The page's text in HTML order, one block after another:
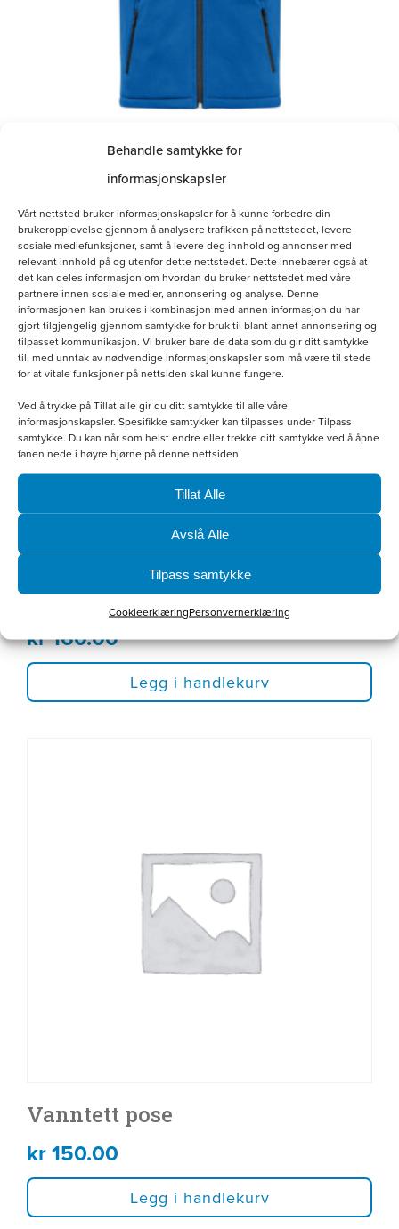
Behandle samtykke for
informasjonskapsler
Vårt nettsted bruker informasjonskapsler for å kunne forbedre din
brukeropplevelse gjennom å analysere trafikken på nettstedet, levere
sosiale mediefunksjoner, samt å levere deg innhold og annonser med
relevant innhold på og utenfor dette nettstedet. Dette innebærer også at
det kan deles informasjon om hvordan du bruker nettstedet med våre
partnere innen sosiale medier, annonsering og analyse. Denne
informasjonen kan brukes i kombinasjon med annen informasjon du har
gjort tilgjengelig gjennom samtykke for bruk til blant annet annonsering og
tilpasset kommunikasjon. Vi bruker bare de data som du gir ditt samtykke
til, med unntak av nødvendige informasjonskapsler som må være til stede
for at vitale funksjoner på nettsiden skal kunne fungere.
Ved å trykke på Tillat alle gir du ditt samtykke til alle våre
informasjonskapsler. Spesifikke samtykker kan tilpasses under Tilpass
samtykke. Du kan når som helst endre eller trekke ditt samtykke ved å åpne
fanen nede i høyre hjørne på denne nettsiden.
Tillat Alle
Avslå Alle
Tilpass samtykke
CookieerklæringPersonvernerklæring
Softshellvest Herre
Velg alternativ
produktsiden
Hvit bomullscaps
kr160.00
Legg i handlekurv
Vanntett pose
kr150.00
Legg i handlekurv